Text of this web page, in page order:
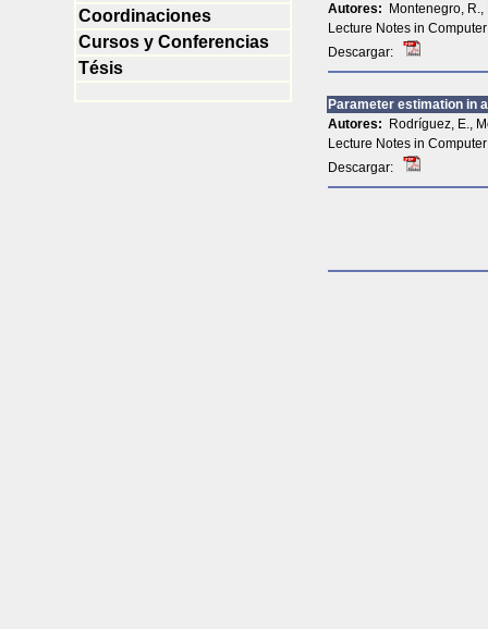
Coordinaciones
Cursos y Conferencias
Tésis
Autores:
Montenegro,
Lecture Notes in
Descargar:
Parameter estimation in
Autores:
Rodríguez, E.,
Lecture Notes in
Descargar: